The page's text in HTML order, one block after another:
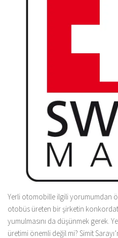
Yerli otomobille ilgili yorumumdan
otobüs üreten bir şirketin
yumulmasını da düşünmek gerek.
üretimi önemli değil mi? Simit